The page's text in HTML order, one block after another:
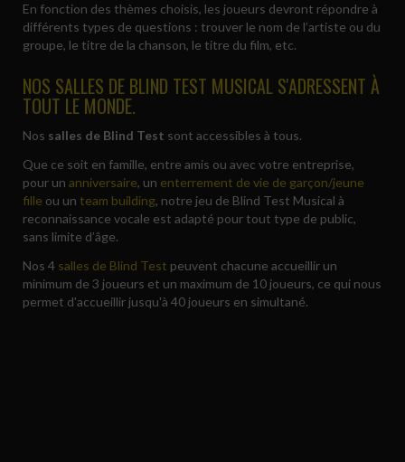
En fonction des thèmes choisis, les joueurs devront répondre à
différents types de questions : trouver le nom de l’artiste ou du
groupe, le titre de la chanson, le titre du film, etc.
NOS SALLES DE BLIND TEST MUSICAL S'ADRESSENT À
TOUT LE MONDE.
Nos salles de Blind Test sont accessibles à tous.
Que ce soit en famille, entre amis ou avec votre entreprise,
pour un anniversaire, un enterrement de vie de garçon/jeune
fille ou un team building, notre jeu de Blind Test Musical à
reconnaissance vocale est adapté pour tout type de public,
sans limite d’âge.
Nos 4 salles de Blind Test peuvent chacune accueillir un
minimum de 3 joueurs et un maximum de 10 joueurs, ce qui nous
permet d'accueillir jusqu'à 40 joueurs en simultané.